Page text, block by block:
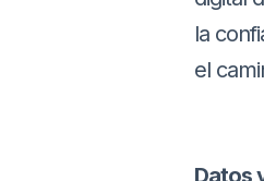
la
el
Datos